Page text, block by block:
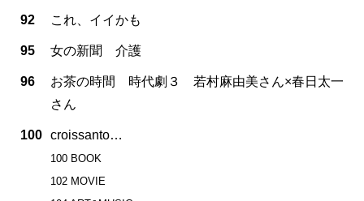
92 これ、イイかも
95 女の新聞 介護
96
お茶の時間 時代劇３ 若村麻由美さん×春日太一
さん
100 croissanto…
100 BOOK
102 MOVIE